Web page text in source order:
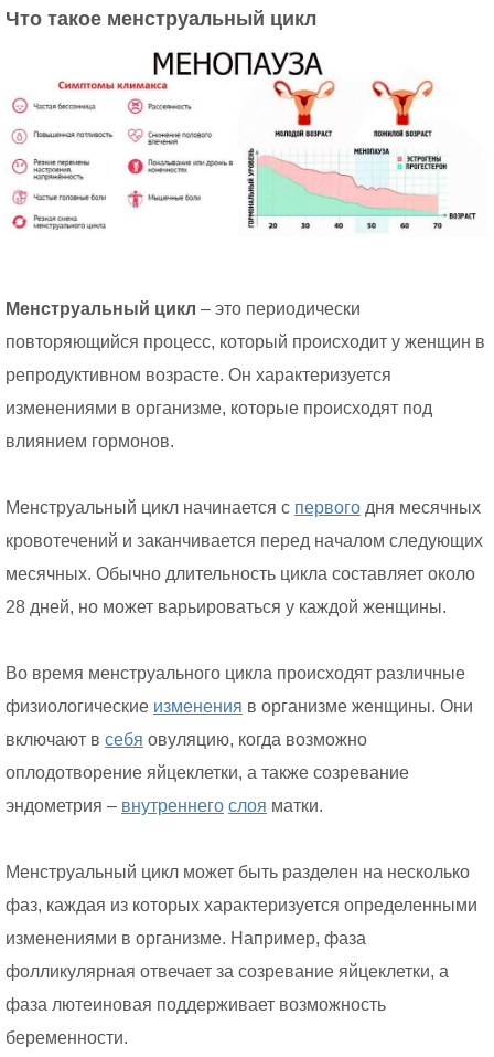
Что такое менструальный цикл
Менструальный цикл – это периодически
повторяющийся процесс, который происходит у женщин в
репродуктивном возрасте. Он характеризуется
изменениями в организме, которые происходят под
влиянием гормонов.
Менструальный цикл начинается с первого дня месячных
кровотечений и заканчивается перед началом следующих
месячных. Обычно длительность цикла составляет около
28 дней, но может варьироваться у каждой женщины.
Во время менструального цикла происходят различные
физиологические изменения в организме женщины. Они
включают в себя овуляцию, когда возможно
оплодотворение яйцеклетки, а также созревание
эндометрия – внутреннего слоя матки.
Менструальный цикл может быть разделен на несколько
фаз, каждая из которых характеризуется определенными
изменениями в организме. Например, фаза
фолликулярная отвечает за созревание яйцеклетки, а
фаза лютеиновая поддерживает возможность
беременности.